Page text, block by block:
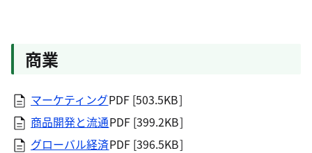
商業
マーケティングPDF [503.5KB]
商品開発と流通PDF [399.2KB]
グローバル経済PDF [396.5KB]